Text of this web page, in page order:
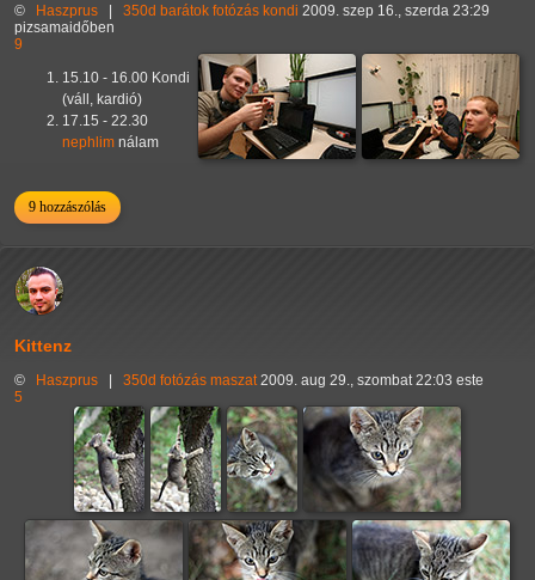
© Haszprus | 350d barátok fotózás kondi 2009. szep 16., szerda 23:29
pizsamaidőben
9
15.10 - 16.00 Kondi
(váll, kardió)
17.15 - 22.30
nephlim nálam
9 hozzászólás
Kittenz
© Haszprus | 350d fotózás maszat 2009. aug 29., szombat 22:03 este
5